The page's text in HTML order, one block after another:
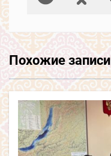
Похожие записи